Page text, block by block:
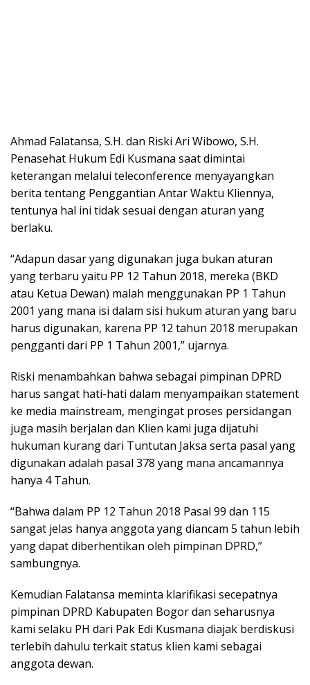
Ahmad Falatansa, S.H. dan Riski Ari Wibowo, S.H.
Penasehat Hukum Edi Kusmana saat dimintai
keterangan melalui teleconference menyayangkan
berita tentang Penggantian Antar Waktu Kliennya,
tentunya hal ini tidak sesuai dengan aturan yang
berlaku.
“Adapun dasar yang digunakan juga bukan aturan
yang terbaru yaitu PP 12 Tahun 2018, mereka (BKD
atau Ketua Dewan) malah menggunakan PP 1 Tahun
2001 yang mana isi dalam sisi hukum aturan yang baru
harus digunakan, karena PP 12 tahun 2018 merupakan
pengganti dari PP 1 Tahun 2001,” ujarnya.
Riski menambahkan bahwa sebagai pimpinan DPRD
harus sangat hati-hati dalam menyampaikan statement
ke media mainstream, mengingat proses persidangan
juga masih berjalan dan Klien kami juga dijatuhi
hukuman kurang dari Tuntutan Jaksa serta pasal yang
digunakan adalah pasal 378 yang mana ancamannya
hanya 4 Tahun.
“Bahwa dalam PP 12 Tahun 2018 Pasal 99 dan 115
sangat jelas hanya anggota yang diancam 5 tahun lebih
yang dapat diberhentikan oleh pimpinan DPRD,”
sambungnya.
Kemudian Falatansa meminta klarifikasi secepatnya
pimpinan DPRD Kabupaten Bogor dan seharusnya
kami selaku PH dari Pak Edi Kusmana diajak berdiskusi
terlebih dahulu terkait status klien kami sebagai
anggota dewan.